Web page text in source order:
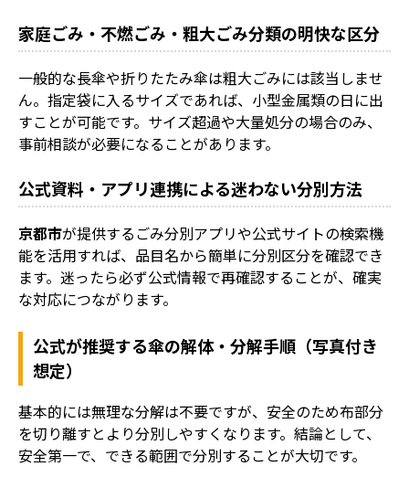
家庭ごみ・不燃ごみ・粗大ごみ分類の明快な区分
一般的な長傘や折りたたみ傘は粗大ごみには該当しませ
ん。指定袋に入るサイズであれば、小型金属類の日に出
すことが可能です。サイズ超過や大量処分の場合のみ、
事前相談が必要になることがあります。
公式資料・アプリ連携による迷わない分別方法
京都市が提供するごみ分別アプリや公式サイトの検索機
能を活用すれば、品目名から簡単に分別区分を確認でき
ます。迷ったら必ず公式情報で再確認することが、確実
な対応につながります。
公式が推奨する傘の解体・分解手順（写真付き
想定）
基本的には無理な分解は不要ですが、安全のため布部分
を切り離すとより分別しやすくなります。結論として、
安全第一で、できる範囲で分別することが大切です。